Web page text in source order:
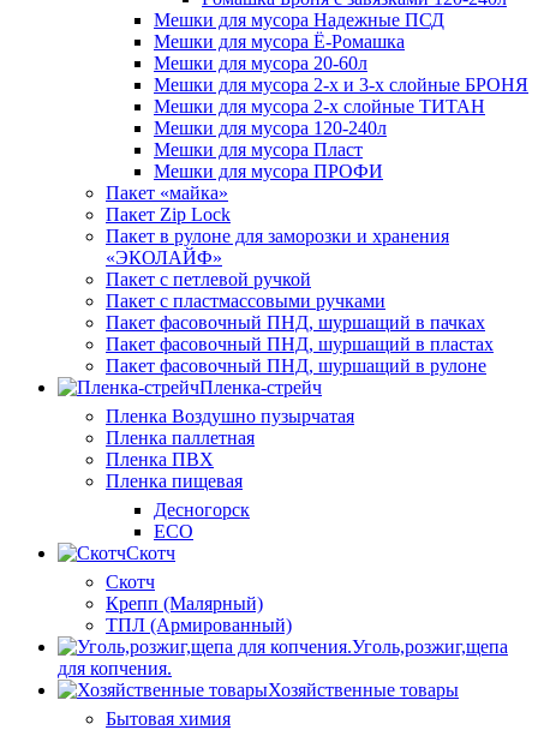
Мешки для мусора Надежные ПСД
Мешки для мусора Ё-Ромашка
Мешки для мусора 20-60л
Мешки для мусора 2-х и 3-х слойные БРОНЯ
Мешки для мусора 2-х слойные ТИТАН
Мешки для мусора 120-240л
Мешки для мусора Пласт
Мешки для мусора ПРОФИ
Пакет «майка»
Пакет Zip Lock
Пакет в рулоне для заморозки и хранения
«ЭКОЛАЙФ»
Пакет с петлевой ручкой
Пакет с пластмассовыми ручками
Пакет фасовочный ПНД, шуршащий в пачках
Пакет фасовочный ПНД, шуршащий в пластах
Пакет фасовочный ПНД, шуршащий в рулоне
Пленка-стрейч
Пленка Воздушно пузырчатая
Пленка паллетная
Пленка ПВХ
Пленка пищевая
Десногорск
ECO
Скотч
Скотч
Крепп (Малярный)
ТПЛ (Армированный)
Уголь,розжиг,щепа
для копчения.
Хозяйственные товары
Бытовая химия